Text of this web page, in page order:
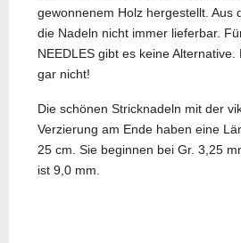
gewonnenem Holz hergestellt. Aus
die Nadeln nicht immer lieferbar.
NEEDLES gibt es keine
gar nicht!
Die schönen Stricknadeln mit der
Verzierung am Ende haben eine
25 cm. Sie beginnen bei Gr. 3,25
ist 9,0 mm.